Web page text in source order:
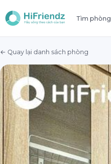
Tìm phòng
← Quay lại danh sách phòng